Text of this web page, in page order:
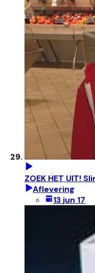
ZOEK HET UIT!
Aflevering
13 jun 17